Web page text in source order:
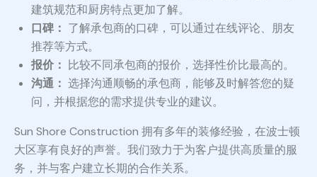
建筑规范和厨房特点更加了解。
口碑： 了解承包商的口碑，可以通过在线评论、朋友
推荐等方式。
报价： 比较不同承包商的报价，选择性价比最高的。
沟通： 选择沟通顺畅的承包商，能够及时解答您的疑
问，并根据您的需求提供专业的建议。
Sun Shore Construction 拥有多年的装修经验，在波士顿
大区享有良好的声誉。我们致力于为客户提供高质量的服
务，并与客户建立长期的合作关系。